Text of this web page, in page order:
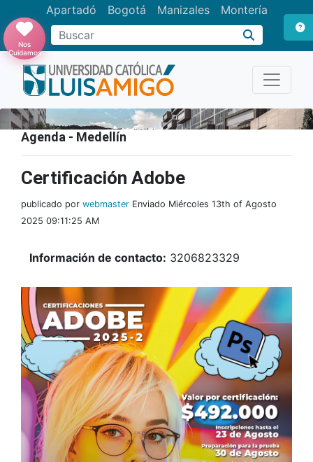
Apartadó Bogotá Manizales Montería
Buscar
Nos
Cuidamos
Agenda - Medellín
Certificación Adobe
publicado por webmaster Enviado Miércoles 13th of Agosto
2025 09:11:25 AM
Información de contacto: 3206823329